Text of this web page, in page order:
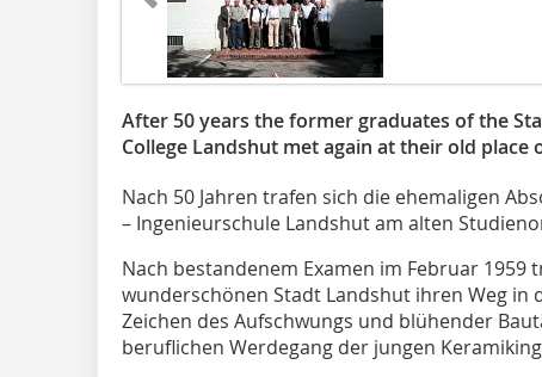
After 50 years the former graduates of the
College Lands­hut met again at their old place
Nach 50 Jahren trafen sich die ehemaligen
– Ingenieurschule Landshut am alten
Nach bestandenem Examen im Februar 1959
wunderschönen Stadt Landshut ihren Weg in
Zeichen des Aufschwungs und blühender
beruflichen Werdegang der jungen